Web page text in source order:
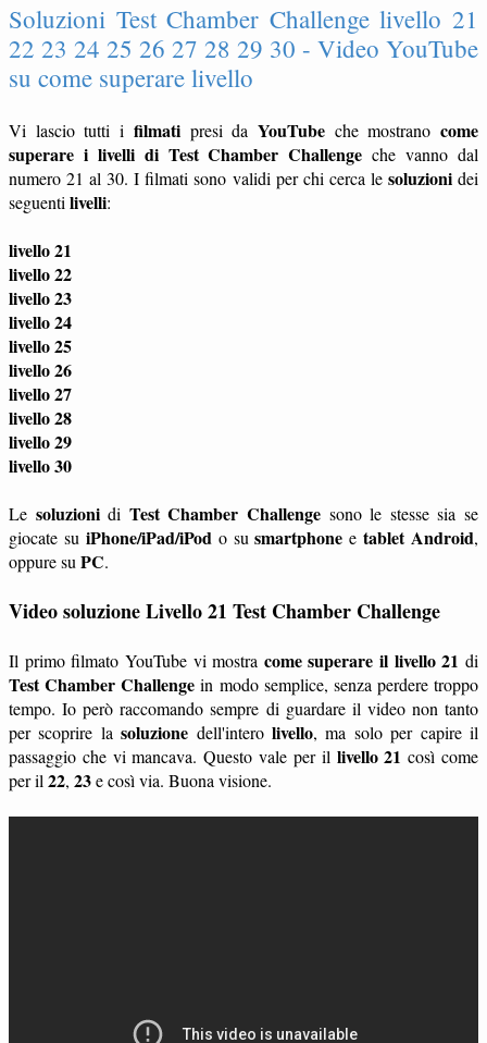
Soluzioni Test Chamber Challenge livello 21
22 23 24 25 26 27 28 29 30 - Video YouTube
su come superare livello
Vi lascio tutti i filmatipresi da YouTubeche mostranocome
superare i livelli di Test Chamber Challenge che vanno dal
numero 21 al 30. I filmati sono validi per chi cerca le soluzionidei
seguenti livelli:
livello 21
livello 22
livello 23
livello 24
livello 25
livello 26
livello 27
livello 28
livello 29
livello 30
Le soluzionidi Test Chamber Challenge sono le stesse sia se
giocate su iPhone/iPad/iPod o susmartphone etablet Android,
oppure su PC.
Video soluzione Livello 21 Test Chamber Challenge
Il primo filmato YouTube vi mostra come superare il livello 21 di
Test Chamber Challenge in modo semplice, senza perdere troppo
tempo. Io però raccomando sempre di guardare il video non tanto
per scoprire lasoluzione dell'interolivello, ma solo per capire il
passaggio che vi mancava. Questo vale per il livello 21 così come
per il 22, 23e così via. Buona visione.